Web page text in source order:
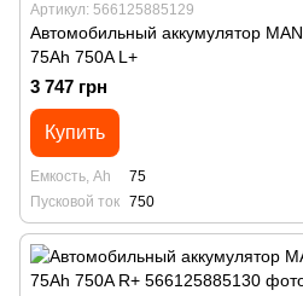
Артикул: 566125885129
Автомобильный аккумулятор
75Ah 750A L+
3 747 грн
Купить
Емкость, Ah
75
Пусковой ток 750